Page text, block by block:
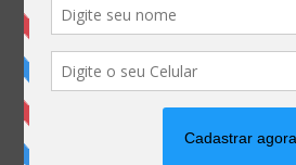
Camex zera temporariamente tarifas de
Informática e Telecom
Marketing MHemann|mar 5,